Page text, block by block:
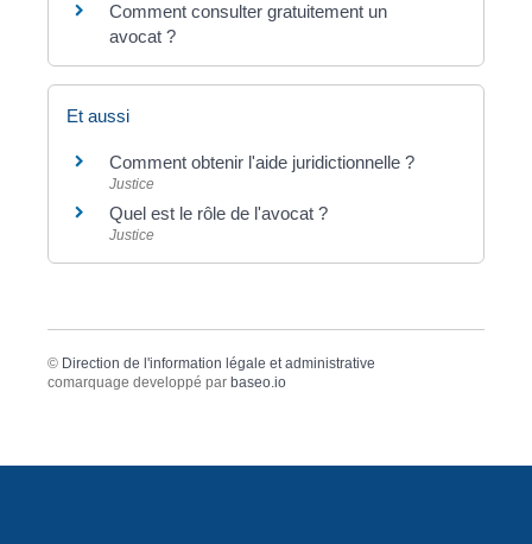
Comment consulter gratuitement un
avocat ?
Et aussi
Comment obtenir l'aide juridictionnelle ?
Justice
Quel est le rôle de l'avocat ?
Justice
© Direction de l'information légale et administrative
comarquage developpé par baseo.io